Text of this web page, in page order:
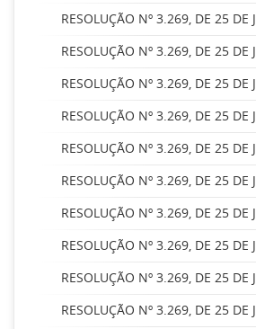
RESOLUÇÃO Nº 3.269, DE 25 DE
RESOLUÇÃO Nº 3.269, DE 25 DE
RESOLUÇÃO Nº 3.269, DE 25 DE
RESOLUÇÃO Nº 3.269, DE 25 DE
RESOLUÇÃO Nº 3.269, DE 25 DE
RESOLUÇÃO Nº 3.269, DE 25 DE
RESOLUÇÃO Nº 3.269, DE 25 DE
RESOLUÇÃO Nº 3.269, DE 25 DE
RESOLUÇÃO Nº 3.269, DE 25 DE
RESOLUÇÃO Nº 3.269, DE 25 DE